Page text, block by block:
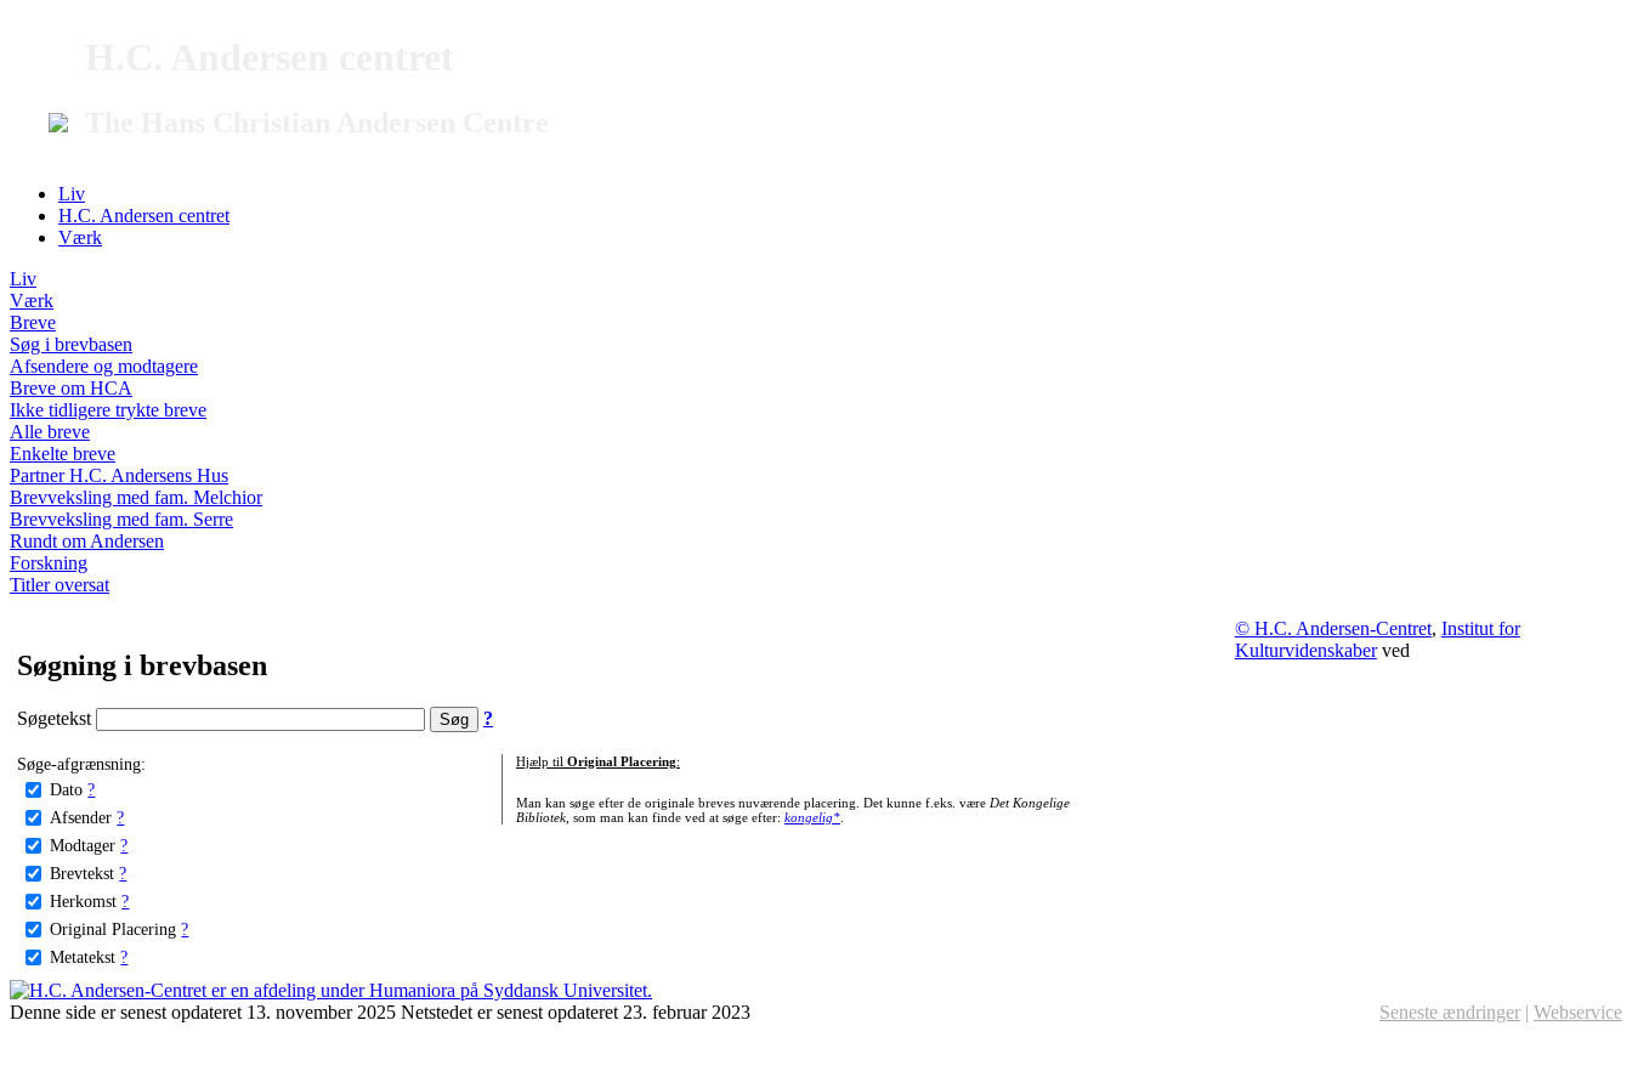
Liv
H.C. Andersen centret
Værk
Liv
Værk
Breve
Søg i brevbasen
Afsendere og modtagere
Breve om HCA
Ikke tidligere trykte breve
Alle breve
Enkelte breve
Partner H.C. Andersens Hus
Brevveksling med fam. Melchior
Brevveksling med fam. Serre
Rundt om Andersen
Forskning
Titler oversat
Søgning i brevbasen
Søgetekst ?
Søge-afgrænsning:
Dato ?
Afsender ?
Modtager ?
Brevtekst ?
Herkomst ?
Original Placering ?
Metatekst ?
Hjælp til Original Placering:
Man kan søge efter de originale breves nuværende placering. Det kunne f.eks. være Det Kongelige
Bibliotek, som man kan finde ved at søge efter: kongelig*.
© H.C. Andersen-Centret, Institut for
Kulturvidenskaberved
Denne side er senest opdateret 13. november 2025 Netstedet er senest opdateret 23. februar 2023 Seneste ændringer | Webservice